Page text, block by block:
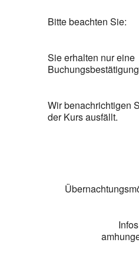
Bitte beachten Sie:
Sie erhalten nur eine
Wir benachrichtigen
der Kurs ausfällt.